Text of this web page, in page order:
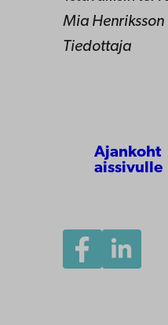
Mia Henriksson
Tiedottaja
Ajankoht
aissivulle